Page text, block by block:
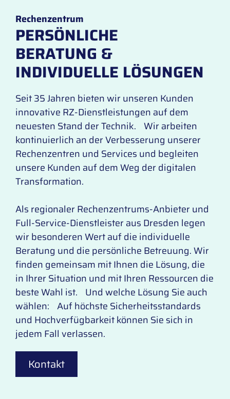
Rechenzentrum
PERSÖNLICHE
BERATUNG &
INDIVIDUELLE LÖSUNGEN
Seit 35 Jahren bieten wir unseren Kunden
innovative RZ-Dienstleistungen auf dem
neuesten Stand der Technik. Wir arbeiten
kontinuierlich an der Verbesserung unserer
Rechenzentren und Services und begleiten
unsere Kunden auf dem Weg der digitalen
Transformation.
Als regionaler Rechenzentrums-Anbieter und
Full-Service-Dienstleister aus Dresden legen
wir besonderen Wert auf die individuelle
Beratung und die persönliche Betreuung. Wir
finden gemeinsam mit Ihnen die Lösung, die
in Ihrer Situation und mit Ihren Ressourcen die
beste Wahl ist. Und welche Lösung Sie auch
wählen: Auf höchste Sicherheitsstandards
und Hochverfügbarkeit können Sie sich in
jedem Fall verlassen.
Kontakt